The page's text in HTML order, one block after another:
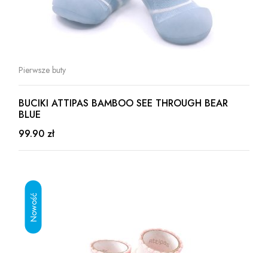
Pierwsze buty
BUCIKI ATTIPAS BAMBOO SEE THROUGH BEAR
BLUE
99.90 zł